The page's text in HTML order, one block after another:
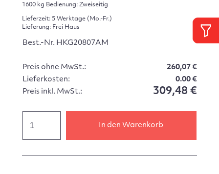
1600 kg Bedienung: Zweiseitig
Lieferzeit: 5 Werktage (Mo.-Fr.)
Lieferung: Frei Haus
Best.-Nr. HKG20807AM
Preis ohne MwSt.:
260,07 €
Lieferkosten:
0.00 €
Preis inkl. MwSt.:
309,48 €
In den Warenkorb